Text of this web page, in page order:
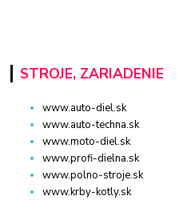
STROJE, ZARIADENIE
www.auto-diel.sk
www.auto-techna.sk
www.moto-diel.sk
www.profi-dielna.sk
www.polno-stroje.sk
www.krby-kotly.sk